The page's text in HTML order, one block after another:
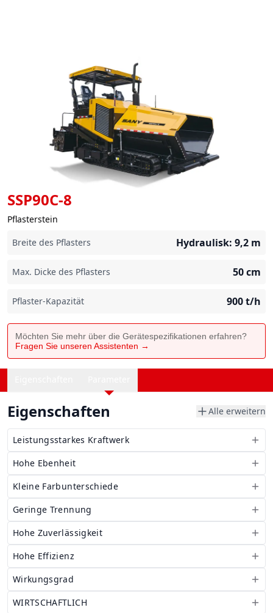
SSP90C-8
Pflasterstein
Breite des Pflasters
Hydraulisk: 9,2 m
Max. Dicke des Pflasters 50cm
Pflaster-Kapazität 900t/h
Möchten Sie mehr über die Gerätespezifikationen erfahren?
Fragen Sie unseren Assistenten →
Eigenschaften Alle erweitern
Leistungsstarkes Kraftwerk
Hohe Ebenheit
Kleine Farbunterschiede
Geringe Trennung
Hohe Zuverlässigkeit
Hohe Effizienz
Wirkungsgrad
WIRTSCHAFTLICH